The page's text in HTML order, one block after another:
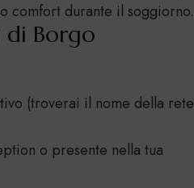
comfort durante il soggiorno.
di Borgo
(troverai il nome della rete
o presente nella tua